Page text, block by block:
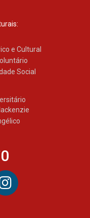
e Cultural
Social